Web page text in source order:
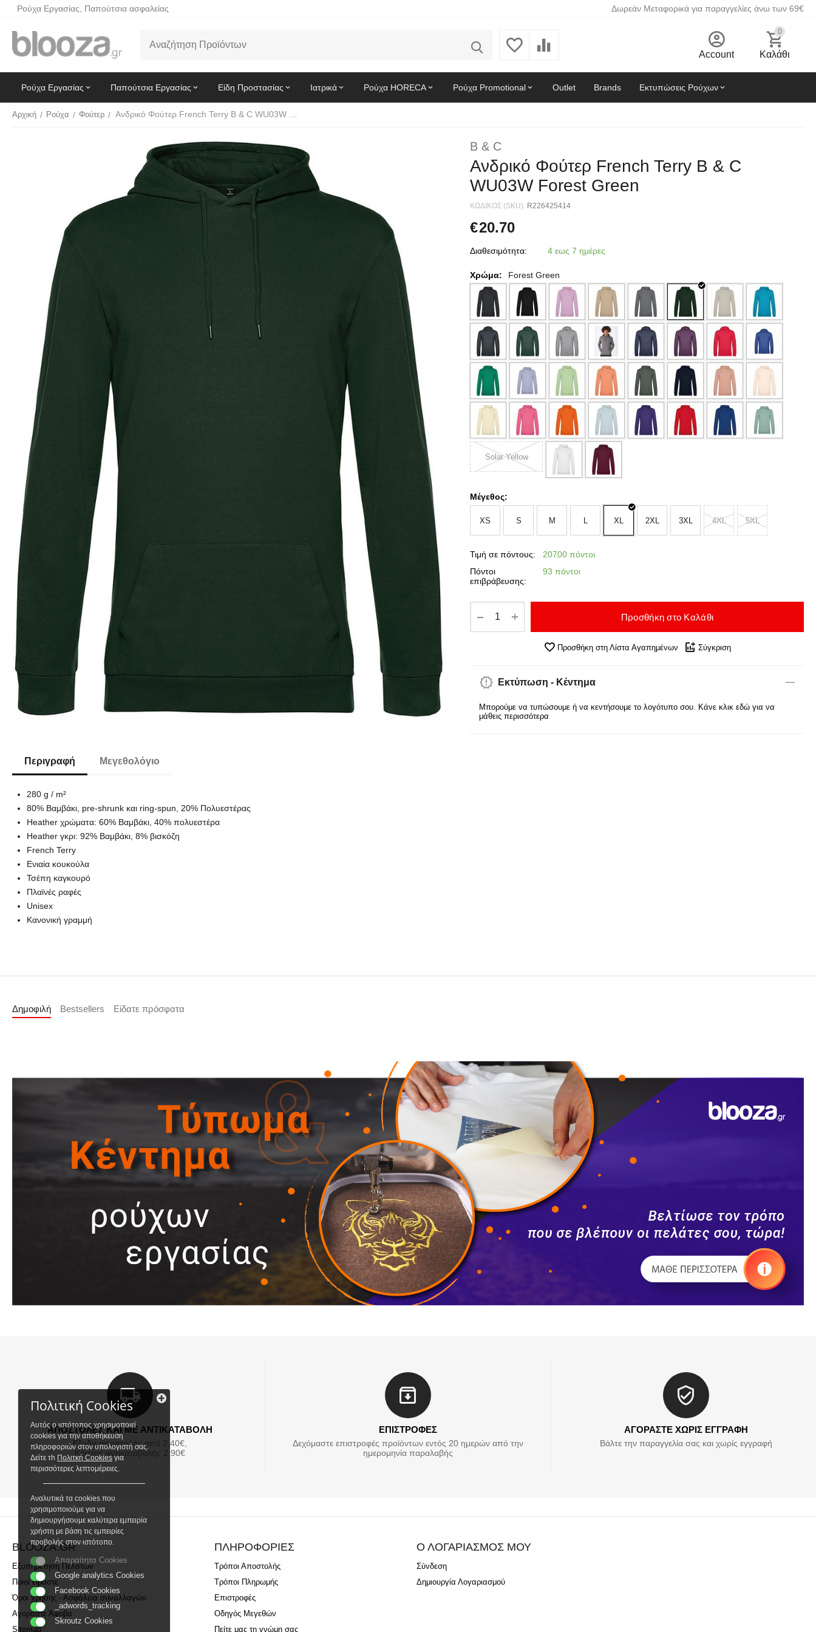
Ρούχα Εργασίας, Παπούτσια ασφαλείας Δωρεάν Μεταφορικά για παραγγελίες άνω των 69€
Account
0
Καλάθι
Ρούχα Εργασίας Παπούτσια Εργασίας Είδη Προστασίας Ιατρικά Ρούχα HORECA Ρούχα Promotional Outlet Brands Εκτυπώσεις Ρούχων
Αρχική / Ρούχα / Φούτερ /
B & C
Ανδρικό Φούτερ French Terry B & C
WU03W Forest Green
ΚΩΔΙΚΟΣ (SKU): R226425414
€20.70
Διαθεσιμότητα: 4 εως 7 ημέρες
Χρώμα: Forest Green
Solar Yellow
Μέγεθος:
XS S M L XL 2XL 3XL 4XL 5XL
Τιμή σε πόντους:
20700 πόντοι
Πόντοι
επιβράβευσης:
93 πόντοι
+
− Προσθήκη στο Καλάθι
Προσθήκη στη Λίστα Αγαπημένων Σύγκριση
Εκτύπωση - Κέντημα
Μπορούμε να τυπώσουμε ή να κεντήσουμε το λογότυπο σου. Κάνε κλικ εδώ για να
μάθεις περισσότερα
Περιγραφή Μεγεθολόγιο
280 g / m²
80% Βαμβάκι, pre-shrunk και ring-spun, 20% Πολυεστέρας
Heather χρώματα: 60% Βαμβάκι, 40% πολυεστέρα
Heather γκρι: 92% Βαμβάκι, 8% βισκόζη
French Terry
Ενιαία κουκούλα
Τσέπη καγκουρό
Πλαϊνές ραφές
Unisex
Κανονική γραμμή
Δημοφιλή Bestsellers Είδατε πρόσφατα
ΑΠΟΣΤΟΛΕΣ ΚΑΙ ΜΕ ΑΝΤΙΚΑΤΑΒΟΛΗ
Εξοδα αποστολής από 2,40€,
Κόστος αντικαταβολής 2,90€
ΕΠΙΣΤΡΟΦΕΣ
Δεχόμαστε επιστροφές προϊόντων εντός 20 ημερών από την
ημερομηνία παραλαβής
ΑΓΟΡΑΣΤΕ ΧΩΡΙΣ ΕΓΓΡΑΦΗ
Βάλτε την παραγγελία σας και χωρίς εγγραφή
BLOOZA.GR
Εξυπηρέτηση Πελατών
Ποιοί είμαστε
Όροι χρήσης - Ασφάλεια συναλλαγών
Αγοράστε Άφοβα
Sitemap
ΠΛΗΡΟΦΟΡΙΕΣ
Τρόποι Αποστολής
Τρόποι Πληρωμής
Επιστροφές
Οδηγός Μεγεθών
Πείτε μας τη γνώμη σας
Ο ΛΟΓΑΡΙΑΣΜΟΣ ΜΟΥ
Σύνδεση
Δημιουργία Λογαριασμού
Πολιτική Cookies
Αυτός ο ιστότοπος χρησιμοποιεί
cookies για την αποθήκευση
πληροφοριών στον υπολογιστή σας.
Δείτε τh Πολιτκή Cookiesγια
περισσότερες λεπτομέρειες.
Αναλυτικά τα cookies που
χρησιμοποιούμε για να
δημιουργήσουμε καλύτερα εμπειρία
χρήστη με βάση τις εμπειρίες
προβολής στον ιστότοπο.
Απαραίτητα Cookies
Google analytics Cookies
Facebook Cookies
_adwords_tracking
Skroutz Cookies